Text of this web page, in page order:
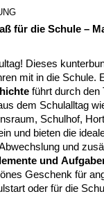
für die Schule –
Dieses
mit in die Schule.
führt durch den
dem Schulalltag
Schulhof,
und bieten die
und
und
Geschenk für
oder für die